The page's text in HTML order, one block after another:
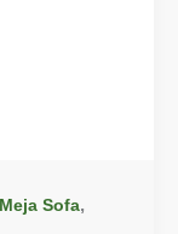
Sofa,